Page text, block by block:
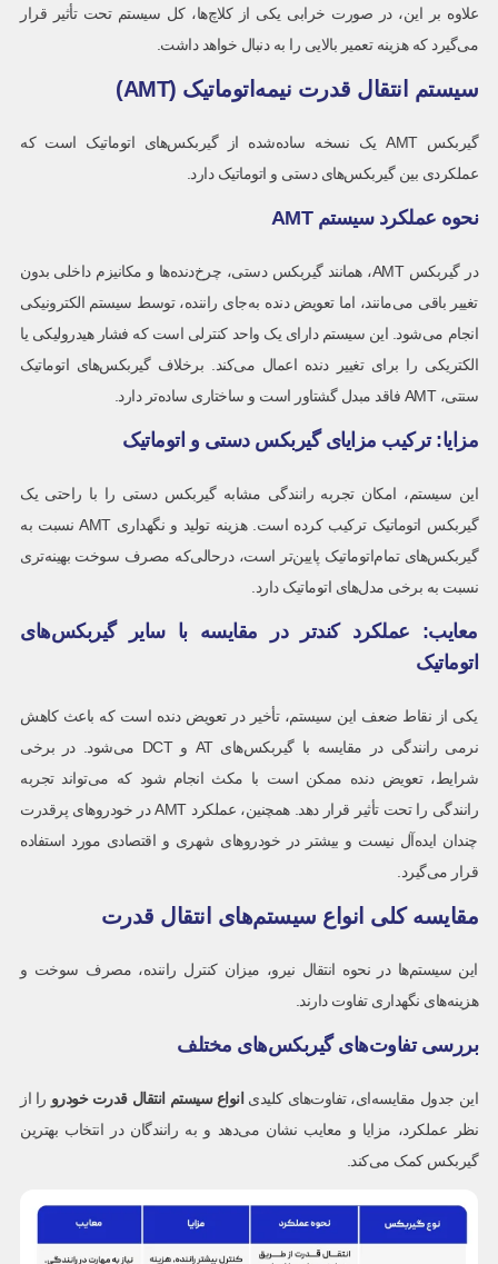
علاوه بر این، در صورت خرابی یکی از کلاچ‌ها، کل سیستم تحت تأثیر قرار
می‌گیرد که هزینه تعمیر بالایی را به دنبال خواهد داشت.
سیستم انتقال قدرت نیمه‌اتوماتیک (AMT)
گیربکس AMT یک نسخه ساده‌شده از گیربکس‌های اتوماتیک است که
عملکردی بین گیربکس‌های دستی و اتوماتیک دارد.
نحوه عملکرد سیستم AMT
در گیربکس AMT، همانند گیربکس دستی، چرخ‌دنده‌ها و مکانیزم داخلی بدون
تغییر باقی می‌مانند، اما تعویض دنده به‌جای راننده، توسط سیستم الکترونیکی
انجام می‌شود. این سیستم دارای یک واحد کنترلی است که فشار هیدرولیکی یا
الکتریکی را برای تغییر دنده اعمال می‌کند. برخلاف گیربکس‌های اتوماتیک
سنتی، AMT فاقد مبدل گشتاور است و ساختاری ساده‌تر دارد.
مزایا: ترکیب مزایای گیربکس دستی و اتوماتیک
این سیستم، امکان تجربه رانندگی مشابه گیربکس دستی را با راحتی یک
گیربکس اتوماتیک ترکیب کرده است. هزینه تولید و نگهداری AMT نسبت به
گیربکس‌های تمام‌اتوماتیک پایین‌تر است، درحالی‌که مصرف سوخت بهینه‌تری
نسبت به برخی مدل‌های اتوماتیک دارد.
معایب: عملکرد کندتر در مقایسه با سایر گیربکس‌های
اتوماتیک
یکی از نقاط ضعف این سیستم، تأخیر در تعویض دنده است که باعث کاهش
نرمی رانندگی در مقایسه با گیربکس‌های AT و DCT می‌شود. در برخی
شرایط، تعویض دنده ممکن است با مکث انجام شود که می‌تواند تجربه
رانندگی را تحت تأثیر قرار دهد. همچنین، عملکرد AMT در خودروهای پرقدرت
چندان ایده‌آل نیست و بیشتر در خودروهای شهری و اقتصادی مورد استفاده
قرار می‌گیرد.
مقایسه کلی انواع سیستم‌های انتقال قدرت
این سیستم‌ها در نحوه انتقال نیرو، میزان کنترل راننده، مصرف سوخت و
هزینه‌های نگهداری تفاوت دارند.
بررسی تفاوت‌های گیربکس‌های مختلف
این جدول مقایسه‌ای، تفاوت‌های کلیدی انواع سیستم انتقال قدرت خودرو را از
نظر عملکرد، مزایا و معایب نشان می‌دهد و به رانندگان در انتخاب بهترین
گیربکس کمک می‌کند.